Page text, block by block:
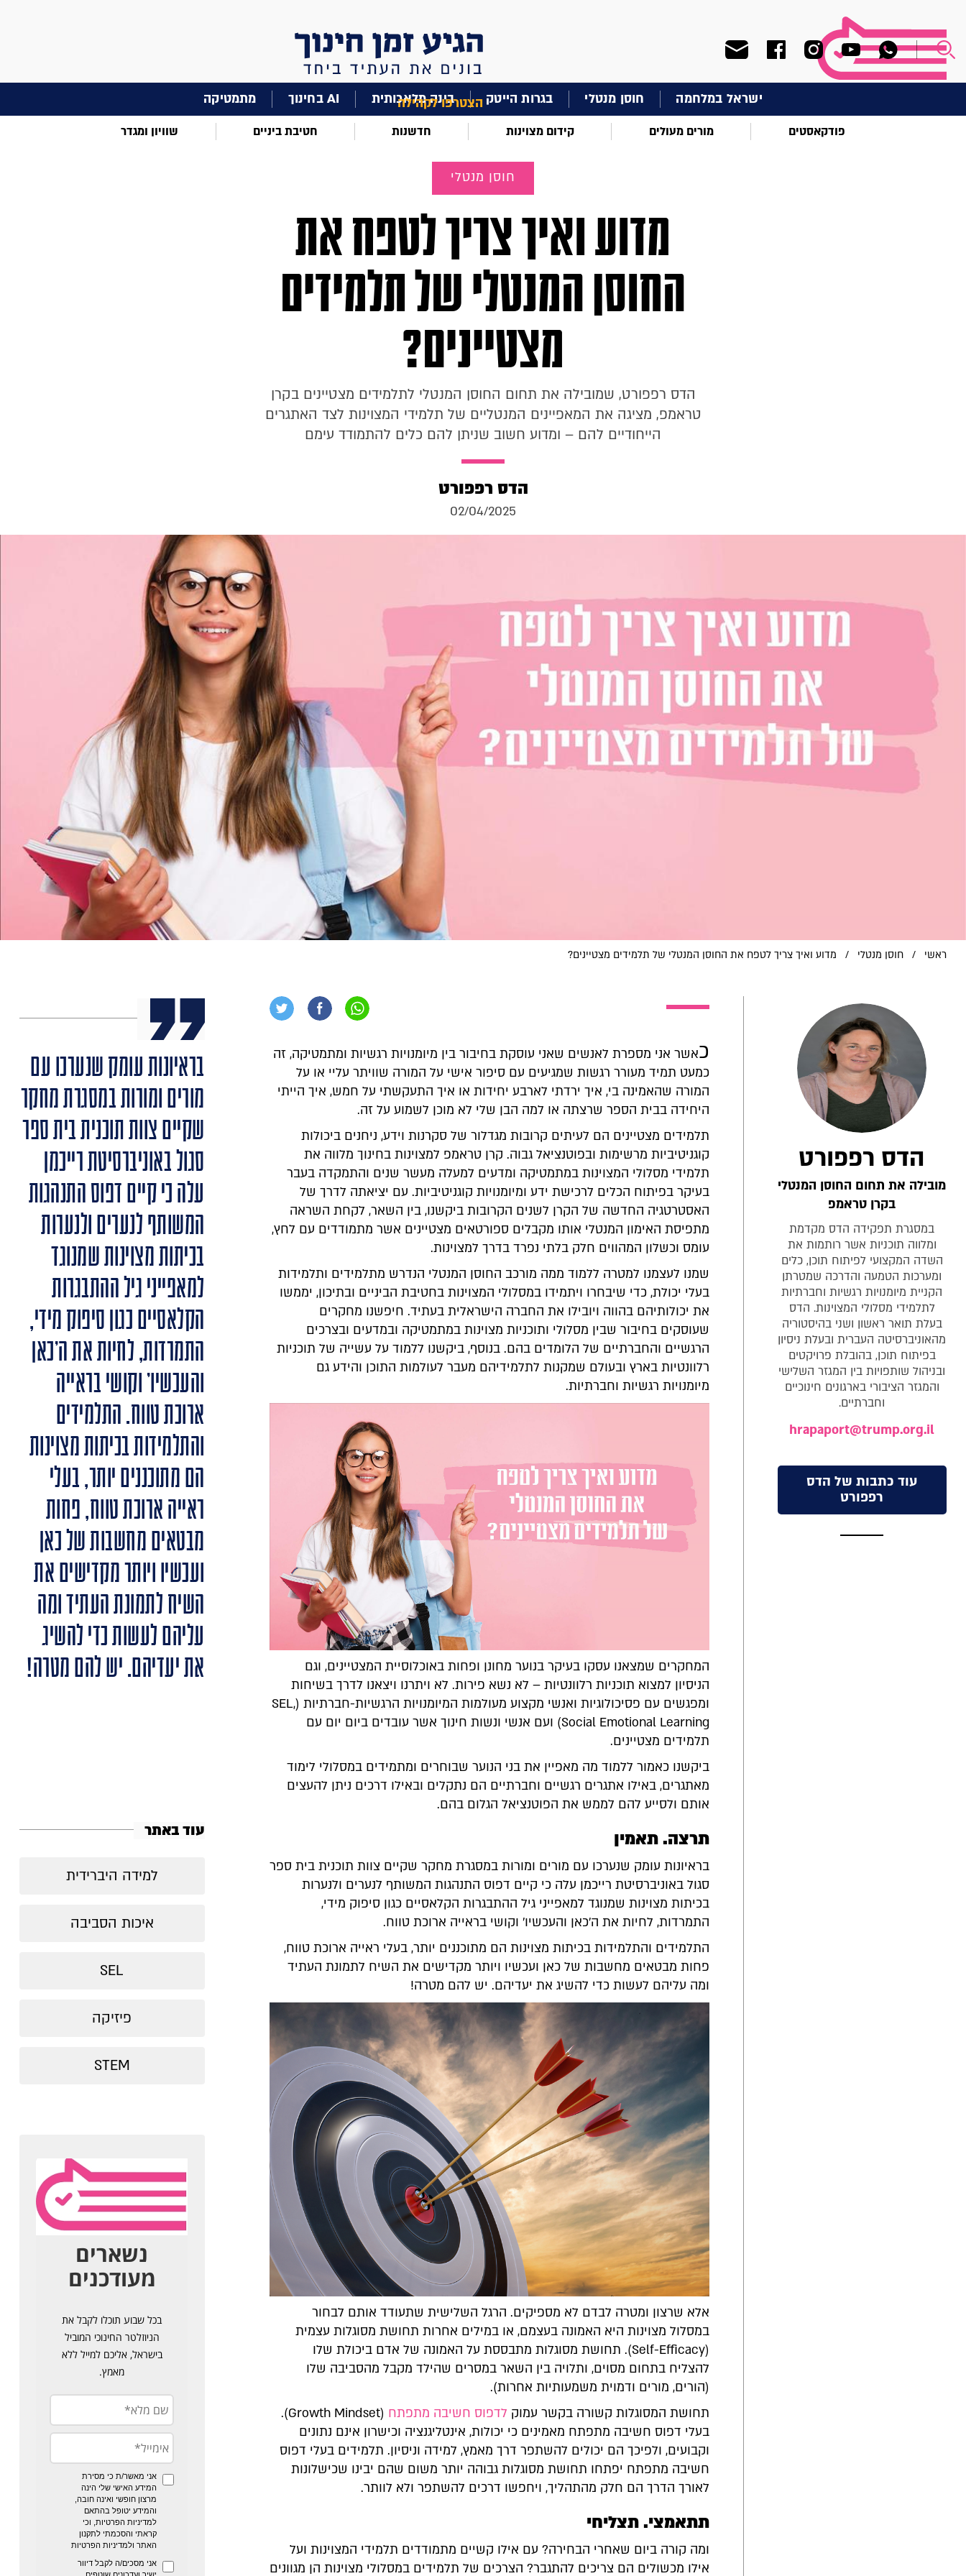
הצטרפו לקהילה ישראל במלחמה חוסן מנטלי בגרות הייטק בינה מלאכותית AI בחינוך מתמטיקה
פודקאסטים מורים מעולים קידום מצוינות חדשנות חטיבת ביניים שוויון ומגדר
חוסן מנטלי
מדוע ואיך צריך לטפח את
החוסן המנטלי של תלמידים
מצטיינים?
הדס רפפורט, שמובילה את תחום החוסן המנטלי לתלמידים מצטיינים בקרן
טראמפ, מציגה את המאפיינים המנטליים של תלמידי המצוינות לצד האתגרים
הייחודיים להם – ומדוע חשוב שניתן להם כלים להתמודד עימם
הדס רפפורט
02/04/2025
ראשי / חוסן מנטלי / מדוע ואיך צריך לטפח את החוסן המנטלי של תלמידים מצטיינים?
כאשר אני מספרת לאנשים שאני עוסקת בחיבור בין מיומנויות רגשיות ומתמטיקה, זה
כמעט תמיד מעורר רגשות שמגיעים עם סיפור אישי על המורה שוויתר עליי או על
המורה שהאמינה בי, איך ירדתי לארבע יחידות או איך התעקשתי על חמש, איך הייתי
היחידה בבית הספר שרצתה או למה הבן שלי לא מוכן לשמוע על זה.
תלמידים מצטיינים הם לעיתים קרובות מגדלור של סקרנות וידע, ניחנים ביכולות
קוגניטיביות מרשימות ובפוטנציאל גבוה. קרן טראמפ למצוינות בחינוך מלווה את
תלמידי מסלולי המצוינות במתמטיקה ומדעים למעלה מעשר שנים והתמקדה בעבר
בעיקר בפיתוח הכלים לרכישת ידע ומיומנויות קוגניטיביות. עם יציאתה לדרך של
האסטרטגיה החדשה של הקרן לשנים הקרובות ביקשנו, בין השאר, לקחת השראה
מתפיסת האימון המנטלי אותו מקבלים ספורטאים מצטיינים אשר מתמודדים עם לחץ,
עומס וכשלון המהווים חלק בלתי נפרד בדרך למצוינות.
שמנו לעצמנו למטרה ללמוד ממה מורכב החוסן המנטלי הנדרש מתלמידים ותלמידות
בעלי יכולת, כדי שיבחרו ויתמידו במסלולי המצוינות בחטיבת הביניים ובתיכון, יממשו
את יכולותיהם בהווה ויובילו את החברה הישראלית בעתיד. חיפשנו מחקרים
שעוסקים בחיבור שבין מסלולי ותוכניות מצוינות במתמטיקה ובמדעים ובצרכים
הרגשיים והחברתיים של הלומדים בהם. בנוסף, ביקשנו ללמוד על עשייה של תוכניות
רלוונטיות בארץ ובעולם שמקנות לתלמידיהם מעבר לעולמות התוכן והידע גם
מיומנויות רגשיות וחברתיות.
המחקרים שמצאנו עסקו בעיקר בנוער מחונן ופחות באוכלוסיית המצטיינים, וגם
הניסיון למצוא תוכניות רלוונטיות – לא נשא פירות. לא ויתרנו ויצאנו לדרך בשיחות
ומפגשים עם פסיכולוגיות ואנשי מקצוע מעולמות המיומנויות הרגשיות-חברתיות (SEL,
Social Emotional Learning) ועם אנשי ונשות חינוך אשר עובדים ביום יום עם
תלמידים מצטיינים.
ביקשנו כאמור ללמוד מה מאפיין את בני הנוער שבוחרים ומתמידים במסלולי לימוד
מאתגרים, באילו אתגרים רגשיים וחברתיים הם נתקלים ובאילו דרכים ניתן להעצים
אותם ולסייע להם לממש את הפוטנציאל הגלום בהם.
תרצה. תאמין
בראיונות עומק שנערכו עם מורים ומורות במסגרת מחקר שקיים צוות תוכנית בית ספר
סגול באוניברסיטת רייכמן עלה כי קיים דפוס התנהגות המשותף לנערים ולנערות
בכיתות מצוינות שמנוגד למאפייני גיל ההתבגרות הקלאסיים כגון סיפוק מידי,
התמרדות, לחיות את ה'כאן והעכשיו' וקושי בראייה ארוכת טווח.
התלמידים והתלמידות בכיתות מצוינות הם מתוכננים יותר, בעלי ראייה ארוכת טווח,
פחות מבטאים מחשבות של כאן ועכשיו ויותר מקדישים את השיח לתמונת העתיד
ומה עליהם לעשות כדי להשיג את יעדיהם. יש להם מטרה!
אלא שרצון ומטרה לבדם לא מספיקים. הרגל השלישית שתעודד אותם לבחור
במסלול מצוינות היא האמונה בעצמם, או במילים אחרות תחושת מסוגלות עצמית
(Self-Efficacy). תחושת מסוגלות מתבססת על האמונה של אדם ביכולת שלו
להצליח בתחום מסוים, ותלויה בין השאר במסרים שהילד מקבל מהסביבה שלו
(הורים, מורים ודמוית משמעותיות אחרות).
תחושת המסוגלות קשורה בקשר עמוק לדפוס חשיבה מתפתח
(Growth Mindset).
בעלי דפוס חשיבה מתפתח מאמינים כי יכולות, אינטליגנציה וכישרון אינם נתונים
וקבועים, ולפיכך הם יכולים להשתפר דרך מאמץ, למידה וניסיון. תלמידים בעלי דפוס
חשיבה מתפתח יפתחו תחושת מסוגלות גבוהה יותר משום שהם יבינו שכישלונות
לאורך הדרך הם חלק מהתהליך, ויחפשו דרכים להשתפר ולא לוותר.
תתאמצי. תצליחי
ומה קורה ביום שאחרי הבחירה? עם אילו קשיים מתמודדים תלמידי המצוינות ועל
אילו מכשולים הם צריכים להתגבר? הצרכים של תלמידים במסלולי מצוינות הן מגוונים
הדס רפפורט
מובילה את תחום החוסן המנטלי
בקרן טראמפ
במסגרת תפקידה הדס מקדמת
ומלווה תוכניות אשר רותמות את
השדה המקצועי לפיתוח תוכן, כלים
ומערכות הטמעה והדרכה שמטרתן
הקניית מיומנויות רגשיות וחברתיות
לתלמידי מסלולי המצוינות. הדס
בעלת תואר ראשון ושני בהיסטוריה
מהאוניברסיטה העברית ובעלת ניסיון
בפיתוח תוכן, בהובלת פרויקטים
ובניהול שותפויות בין המגזר השלישי
והמגזר הציבורי בארגונים חינוכיים
וחברתיים.
hrapaport@trump.org.il
עוד כתבות של הדס
רפפורט
בראיונות עומק שנערכו עם
מורים ומורות במסגרת מחקר
שקיים צוות תוכנית בית ספר
סגול באוניברסיטת רייכמן
עלה כי קיים דפוס התנהגות
המשותף לנערים ולנערות
בכיתות מצוינות שמנוגד
למאפייני גיל ההתבגרות
הקלאסיים כגון סיפוק מידי,
התמרדות, לחיות את ה'כאן
והעכשיו' וקושי בראייה
ארוכת טווח. התלמידים
והתלמידות בכיתות מצוינות
הם מתוכננים יותר, בעלי
ראייה ארוכת טווח, פחות
מבטאים מחשבות של כאן
ועכשיו ויותר מקדישים את
השיח לתמונת העתיד ומה
עליהם לעשות כדי להשיג
את יעדיהם. יש להם מטרה!
עוד באתר
למידה היברידית
איכות הסביבה
SEL
פיזיקה
STEM